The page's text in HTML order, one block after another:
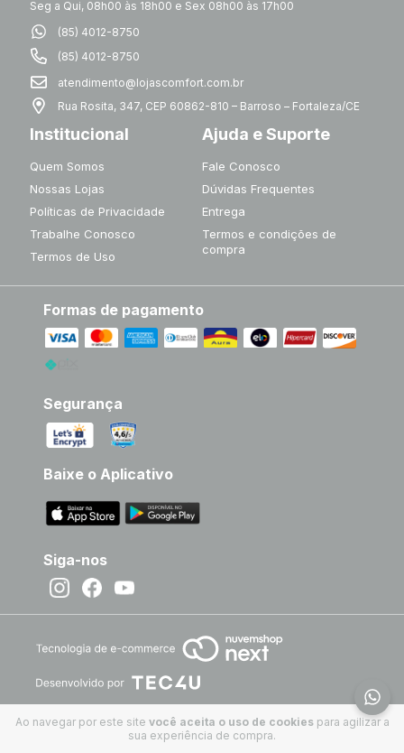
Ao navegar por este site você aceita o uso de cookiespara agilizar a
sua experiência de compra.
Seg a Qui, 08h00 às 18h00 e Sex 08h00 às 17h00
(85) 4012-8750
(85) 4012-8750
atendimento@lojascomfort.com.br
Rua Rosita, 347, CEP 60862-810 – Barroso – Fortaleza/CE
Institucional
Quem Somos
Nossas Lojas
Políticas de Privacidade
Trabalhe Conosco
Termos de Uso
Ajuda e Suporte
Fale Conosco
Dúvidas Frequentes
Entrega
Termos e condições de
compra
Formas de pagamento
Segurança
Baixe o Aplicativo
Siga-nos